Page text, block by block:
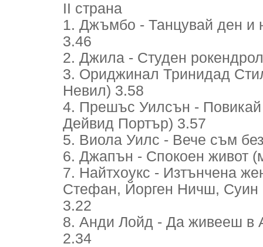
II страна
1. Джъмбо - Танцувай ден
3.46
2. Джила - Студен
3. Ориджинал Тринидад
Невил) 3.58
4. Прешъс Уилсън -
Дейвид Портър) 3.57
5. Виола Уилс - Вече съм
6. Джапън - Спокоен живот
7. Найтхоукс - Изтънчена
Стефан, Йорген Ничш,
3.22
8. Анди Лойд - Да живееш в
2.34